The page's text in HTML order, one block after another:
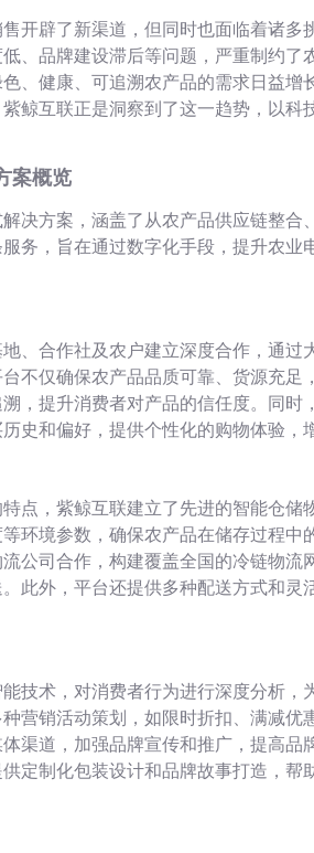
开辟了新渠道，但同时也面临着诸多
、品牌建设滞后等问题，严重制约了
、健康、可追溯农产品的需求日益增
鲸互联正是洞察到了这一趋势，以科
案概览
决方案，涵盖了从农产品供应链整合
务，旨在通过数字化手段，提升农业
、合作社及农户建立深度合作，通过
不仅确保农产品品质可靠、货源充足
，提升消费者对产品的信任度。同时
史和偏好，提供个性化的购物体验，
点，紫鲸互联建立了先进的智能仓储
环境参数，确保农产品在储存过程中
公司合作，构建覆盖全国的冷链物流
此外，平台还提供多种配送方式和灵
技术，对消费者行为进行深度分析，
营销活动策划，如限时折扣、满减优
渠道，加强品牌宣传和推广，提高品
定制化包装设计和品牌故事打造，帮